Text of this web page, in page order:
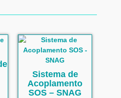
Sistema de
Acoplamento
SOS – SNAG